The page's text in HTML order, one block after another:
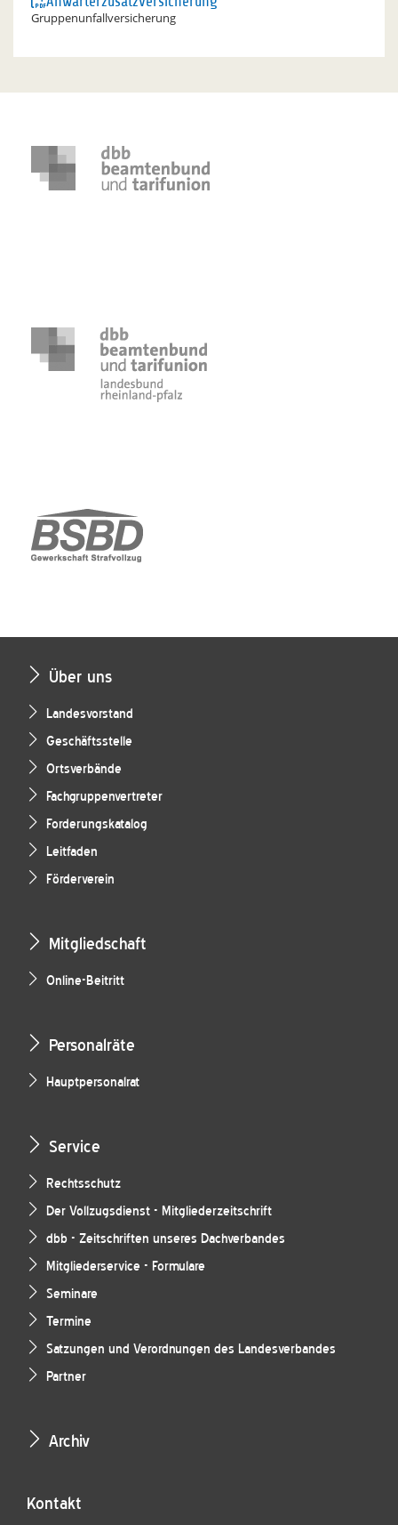
Gruppenunfallversicherung
Über uns
Landesvorstand
Geschäftsstelle
Ortsverbände
Fachgruppenvertreter
Forderungskatalog
Leitfaden
Förderverein
Mitgliedschaft
Online-Beitritt
Personalräte
Hauptpersonalrat
Service
Rechtsschutz
Der Vollzugsdienst - Mitgliederzeitschrift
dbb - Zeitschriften unseres Dachverbandes
Mitgliederservice - Formulare
Seminare
Termine
Satzungen und Verordnungen des Landesverbandes
Partner
Archiv
Kontakt